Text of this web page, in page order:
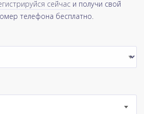
сейчас и получи свой
телефона бесплатно.